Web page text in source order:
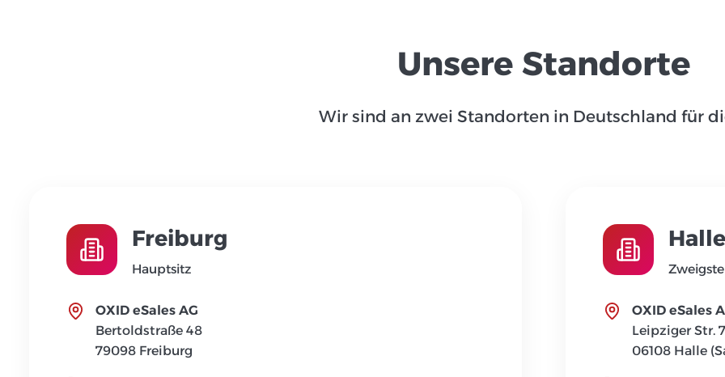
Unsere Standorte
Wir sind an zwei Standorten in Deutschland für
Freiburg
Hauptsitz
OXID eSales AG
Bertoldstraße 48
79098 Freiburg
OXID eSales
Leipziger Str.
06108 Halle